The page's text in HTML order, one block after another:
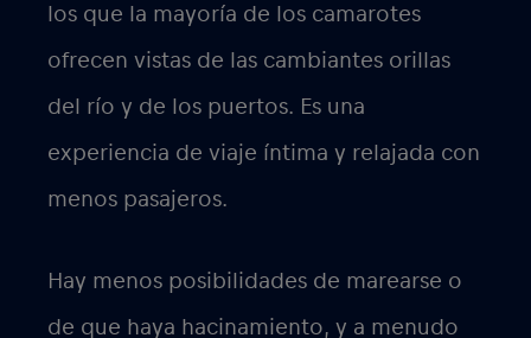
los que la mayoría de los camarotes
ofrecen vistas de las cambiantes orillas
del río y de los puertos. Es una
experiencia de viaje íntima y relajada con
menos pasajeros.
Hay menos posibilidades de marearse o
de que haya hacinamiento, y a menudo